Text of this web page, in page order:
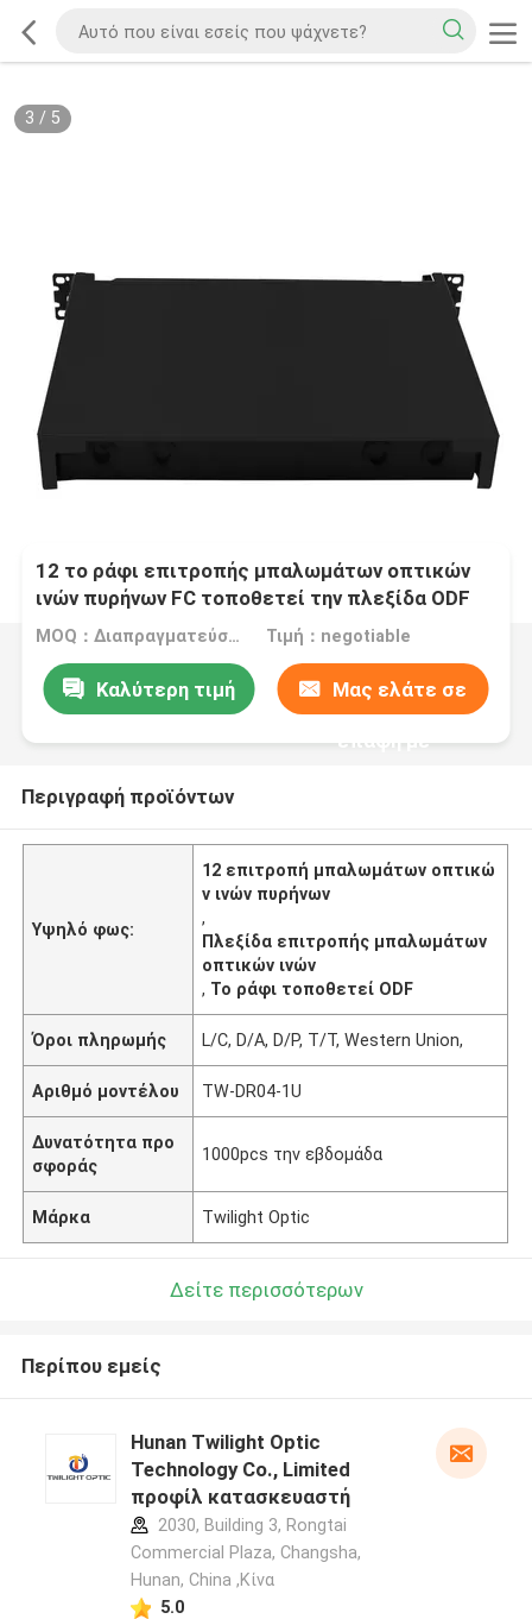
3 / 5
12 το ράφι επιτροπής μπαλωμάτων οπτικών
ινών πυρήνων FC τοποθετεί την πλεξίδα ODF
βγάζει
MOQ：Διαπραγματεύσιμος Τιμή：negotiable
Καλύτερη τιμή Μας ελάτε σε
επαφή με
Περιγραφή προϊόντων
Υψηλό φως:
12 επιτροπή μπαλωμάτων οπτικώ
ν ινών πυρήνων
,
Πλεξίδα επιτροπής μπαλωμάτων
οπτικών ινών
, Το ράφι τοποθετεί ODF
Όροι πληρωμής L/C, D/A, D/P, T/T, Western Union,
Αριθμό μοντέλου TW-DR04-1U
Δυνατότητα προ
σφοράς
1000pcs την εβδομάδα
Μάρκα Twilight Optic
Δείτε περισσότερων
Περίπου εμείς
Hunan Twilight Optic
Technology Co., Limited
προφίλ κατασκευαστή
2030, Building 3, Rongtai
Commercial Plaza, Changsha,
Hunan, China ,Κίνα
5.0